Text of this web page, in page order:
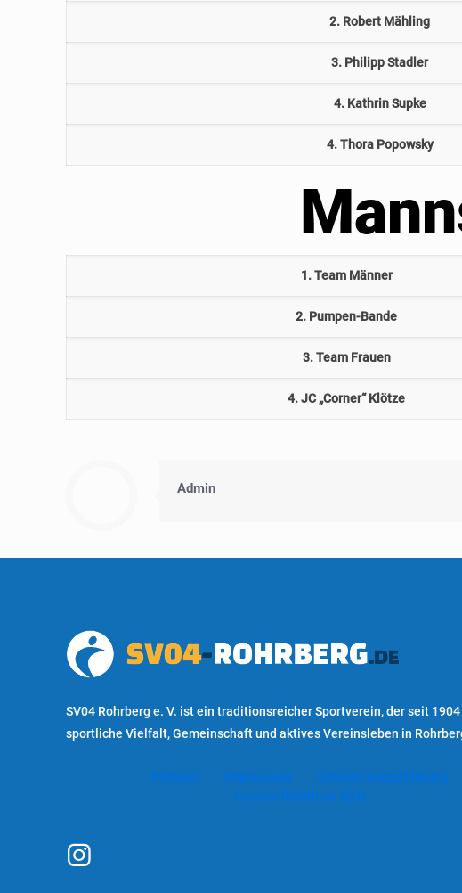
2. Robert Mähling
3. Philipp Stadler
4. Kathrin Supke
4. Thora Popowsky
1. Team Männer
2. Pumpen-Bande
3. Team Frauen
4. JC „Corner“ Klötze
Admin
SV04 Rohrberg e. V. ist ein traditionsreicher Sportverein, der seit
sportliche Vielfalt, Gemeinschaft und aktives Vereinsleben in
Kontakt Impressum
Datenschutzerklärung
Cookie-Richtlinie (EU)